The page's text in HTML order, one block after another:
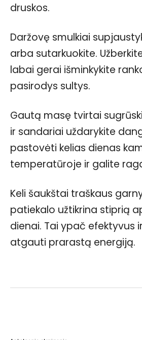
druskos.
Daržovę smulkiai
arba sutarkuokite.
labai gerai išminkykite
pasirodys sultys.
Gautą masę tvirtai
ir sandariai uždarykite
pastovėti kelias dienas
temperatūroje ir galite
Keli šaukštai traškaus
patiekalo užtikrina stiprią
dienai. Tai ypač efektyvus
atgauti prarastą energiją.